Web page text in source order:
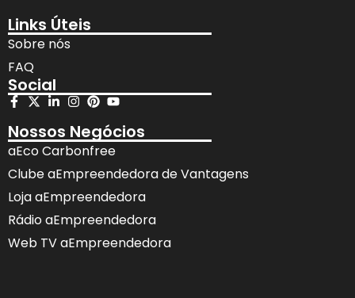
Links Úteis
Sobre nós
FAQ
Social
Nossos Negócios
aEco Carbonfree
Clube aEmpreendedora de Vantagens
Loja aEmpreendedora
Rádio aEmpreendedora
Web TV aEmpreendedora